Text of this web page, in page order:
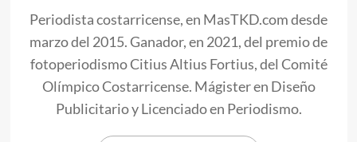
Periodista costarricense, en MasTKD.com desde
marzo del 2015. Ganador, en 2021, del premio de
fotoperiodismo Citius Altius Fortius, del Comité
Olímpico Costarricense. Mágister en Diseño
Publicitario y Licenciado en Periodismo.